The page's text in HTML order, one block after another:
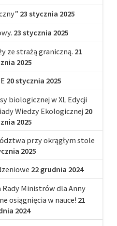
23 stycznia 2025
23 stycznia 2025
ze strażą graniczną. 21
2025
20 stycznia 2025
biologicznej w XL Edycji
Wiedzy Ekologicznej 20
2025
przy okrągłym stole
2025
22 grudnia 2024
Ministrów dla Anny
osiągnięcia w nauce! 21
2024